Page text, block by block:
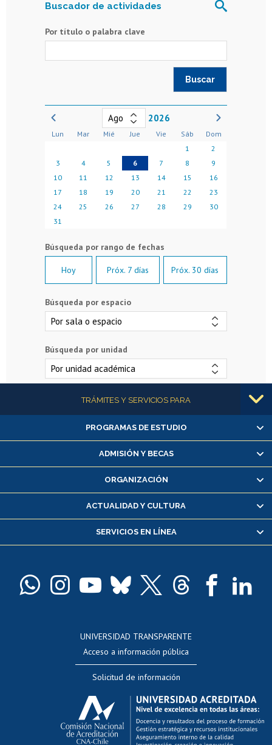
Buscador de actividades
Por título o palabra clave
2026
Lun Mar Mié Jue Vie Sáb
Dom
1
2
3
4 5 6 7 8
9
10
11 12 13 14 15
16
17
18 19 20 21 22
23
24
25 26 27 28 29
30
31
Hoy Próx. 7 días Próx. 30 días
Búsqueda por espacio
Búsqueda por unidad
Más informaciónTRÁMITES Y SERVICIOS PARA
Alumnas/os y exalumnas/os
Matrícula en línea
Inscripción y cambio de asignaturas
Consulta y certificado de notas
Servicio médico y dental
Pago de arancel y crédito alumnos
Docentes
Evaluación docente
Calificación académica
Postulación al AUCAI
Funcionarias/os
PROGRAMAS DE ESTUDIO
ADMISIÓN Y BECAS
ORGANIZACIÓN
ACTUALIDAD Y CULTURA
SERVICIOS EN LÍNEA
UNIVERSIDAD TRANSPARENTE
Acceso a información pública
Solicitud de información